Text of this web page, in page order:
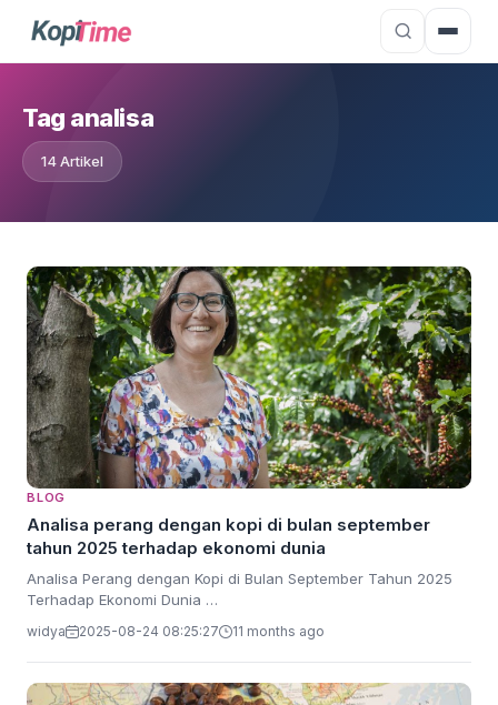
Tag analisa
14 Artikel
BLOG
Analisa perang dengan kopi di bulan september
tahun 2025 terhadap ekonomi dunia
Analisa Perang dengan Kopi di Bulan September Tahun 2025
Terhadap Ekonomi Dunia …
widya 2025-08-24 08:25:27 11 months ago